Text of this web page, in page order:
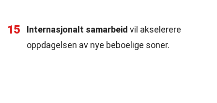
15 Internasjonalt samarbeid vil akselerere
oppdagelsen av nye beboelige soner.